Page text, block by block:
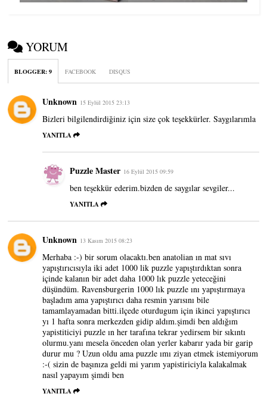
YORUM
BLOGGER:9 FACEBOOK DISQUS
Unknown 15 Eylül 2015 23:13
Bizleri bilgilendirdiğiniz için size çok teşekkürler. Saygılarımla
YANITLA
Puzzle Master 16 Eylül 2015 09:59
ben teşekkür ederim.bizden de saygılar sevgiler...
YANITLA
Unknown 13 Kasım 2015 08:23
Merhaba :-) bir sorum olacaktı.ben anatolian ın mat sıvı
yapıştırıcısıyla iki adet 1000 lik puzzle yapıştırdıktan sonra
içinde kalanın bir adet daha 1000 lık puzzle yeteceğini
düşündüm. Ravensburgerin 1000 lık puzzle ını yapıştırmaya
başladım ama yapıştırıcı daha resmin yarısını bile
tamamlayamadan bitti.ilçede oturdugum için ikinci yapıştırıcı
yı 1 hafta sonra merkezden gidip aldım.şimdi ben aldığım
yapistiticiyi puzzle ın her tarafına tekrar yedirsem bir sıkıntı
olurmu.yanı mesela önceden olan yerler kabarır yada bir garip
durur mu ? Uzun oldu ama puzzle ımı ziyan etmek istemiyorum
:-( sizin de başınıza geldi mi yarım yapistiriciyla kalakalmak
nasıl yapayım şimdi ben
YANITLA